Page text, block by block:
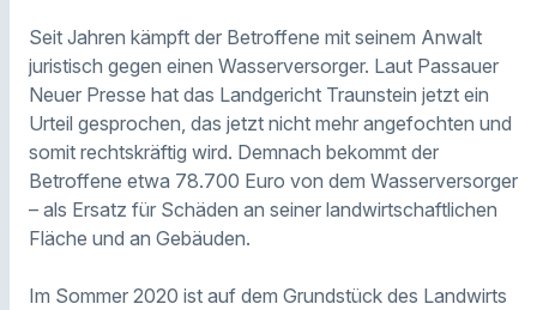
Seit Jahren kämpft der Betroffene mit seinem Anwalt
juristisch gegen einen Wasserversorger. Laut Passauer
Neuer Presse hat das Landgericht Traunstein jetzt ein
Urteil gesprochen, das jetzt nicht mehr angefochten und
somit rechtskräftig wird. Demnach bekommt der
Betroffene etwa 78.700 Euro von dem Wasserversorger
– als Ersatz für Schäden an seiner landwirtschaftlichen
Fläche und an Gebäuden.
Im Sommer 2020 ist auf dem Grundstück des Landwirts